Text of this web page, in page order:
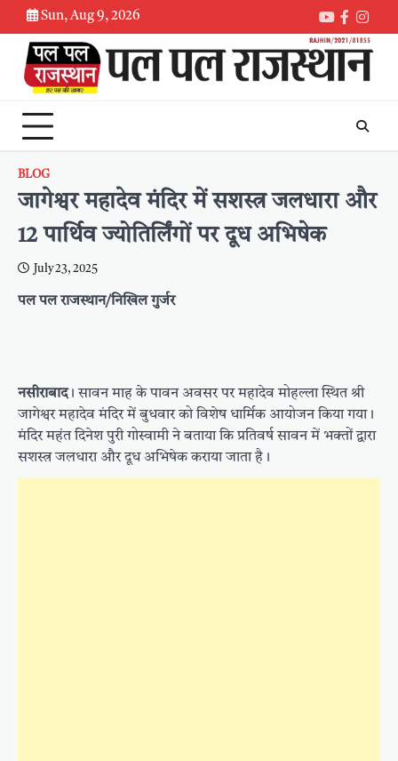
Skip
to
content
Sun, Aug 9, 2026
Youtube
BLOG
जागेश्वर महादेव मंदिर में सशस्त्र जलधारा और
12 पार्थिव ज्योतिर्लिंगों पर दूध अभिषेक
July 23, 2025
पल पल राजस्थान/निखिल गुर्जर
नसीराबाद। सावन माह के पावन अवसर पर महादेव मोहल्ला स्थित श्री
जागेश्वर महादेव मंदिर में बुधवार को विशेष धार्मिक आयोजन किया गया।
मंदिर महंत दिनेश पुरी गोस्वामी ने बताया कि प्रतिवर्ष सावन में भक्तों द्वारा
सशस्त्र जलधारा और दूध अभिषेक कराया जाता है।